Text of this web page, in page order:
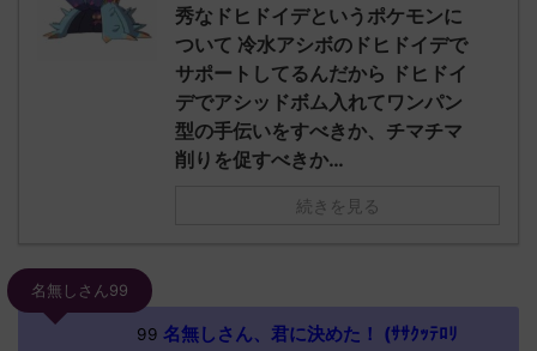
秀なドヒドイデというポケモンに
ついて 冷水アシボのドヒドイデで
サポートしてるんだから ドヒドイ
デでアシッドボム入れてワンパン
型の手伝いをすべきか、チマチマ
削りを促すべきか…
続きを見る
名無しさん99
99 名無しさん、君に決めた！ (ｻｻｸｯﾃﾛﾘ